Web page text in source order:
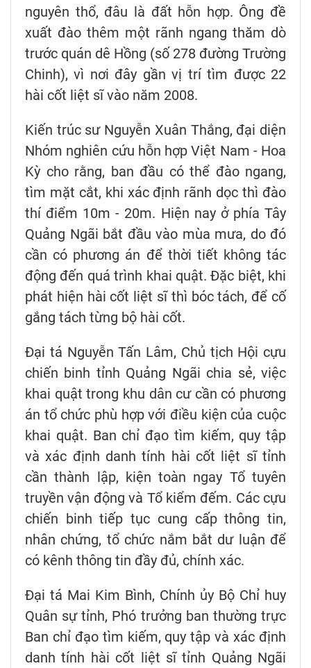
nguyên thổ, đâu là đất hỗn hợp. Ông đề
xuất đào thêm một rãnh ngang thăm dò
trước quán dê Hồng (số 278 đường Trường
Chinh), vì nơi đây gần vị trí tìm được 22
hài cốt liệt sĩ vào năm 2008.
Kiến trúc sư Nguyễn Xuân Thắng, đại diện
Nhóm nghiên cứu hỗn hợp Việt Nam - Hoa
Kỳ cho rằng, ban đầu có thể đào ngang,
tìm mặt cắt, khi xác định rãnh dọc thì đào
thí điểm 10m - 20m. Hiện nay ở phía Tây
Quảng Ngãi bắt đầu vào mùa mưa, do đó
cần có phương án để thời tiết không tác
động đến quá trình khai quật. Đặc biệt, khi
phát hiện hài cốt liệt sĩ thì bóc tách, để cố
gắng tách từng bộ hài cốt.
Đại tá Nguyễn Tấn Lâm, Chủ tịch Hội cựu
chiến binh tỉnh Quảng Ngãi chia sẻ, việc
khai quật trong khu dân cư cần có phương
án tổ chức phù hợp với điều kiện của cuộc
khai quật. Ban chỉ đạo tìm kiếm, quy tập
và xác định danh tính hài cốt liệt sĩ tỉnh
cần thành lập, kiện toàn ngay Tổ tuyên
truyền vận động và Tổ kiểm đếm. Các cựu
chiến binh tiếp tục cung cấp thông tin,
nhân chứng, tổ chức nắm bắt dư luận để
có kênh thông tin đầy đủ, chính xác.
Đại tá Mai Kim Bình, Chính ủy Bộ Chỉ huy
Quân sự tỉnh, Phó trưởng ban thường trực
Ban chỉ đạo tìm kiếm, quy tập và xác định
danh tính hài cốt liệt sĩ tỉnh Quảng Ngãi